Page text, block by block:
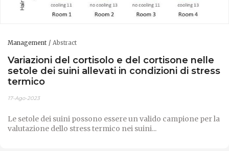
Management Abstract
Variazioni del cortisolo e del cortisone nelle
setole dei suini allevati in condizioni di stress
termico
17-Ago-2023
Le setole dei suini possono essere un valido campione per la
valutazione dello stress termico nei suini...